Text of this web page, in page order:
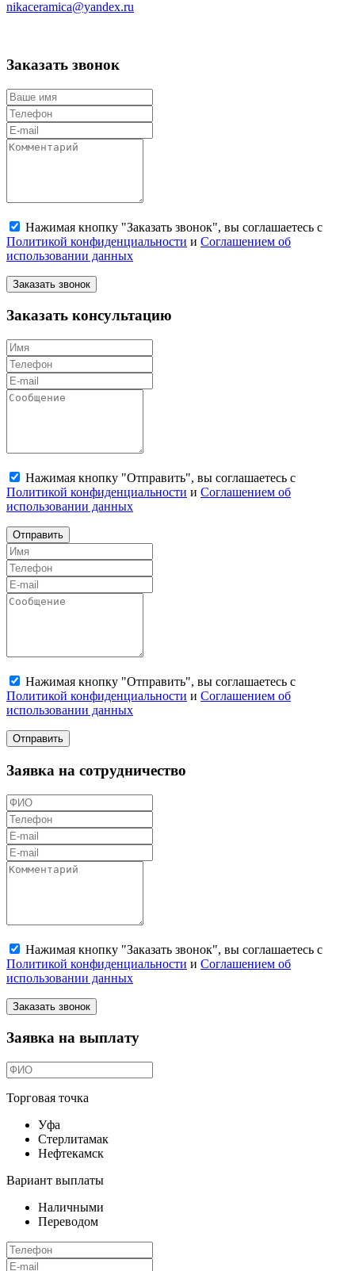
nikaceramica@yandex.ru
Заказать звонок
Нажимая кнопку "Заказать звонок", вы соглашаетесь с
Политикой конфиденциальности и Соглашением об
использовании данных
Заказать звонок
Заказать консультацию
Нажимая кнопку "Отправить", вы соглашаетесь с
Политикой конфиденциальности и Соглашением об
использовании данных
Отправить
Нажимая кнопку "Отправить", вы соглашаетесь с
Политикой конфиденциальности и Соглашением об
использовании данных
Отправить
Заявка на сотрудничество
Нажимая кнопку "Заказать звонок", вы соглашаетесь с
Политикой конфиденциальности и Соглашением об
использовании данных
Заказать звонок
Заявка на выплату
Торговая точка
Уфа
Стерлитамак
Нефтекамск
Вариант выплаты
Наличными
Переводом